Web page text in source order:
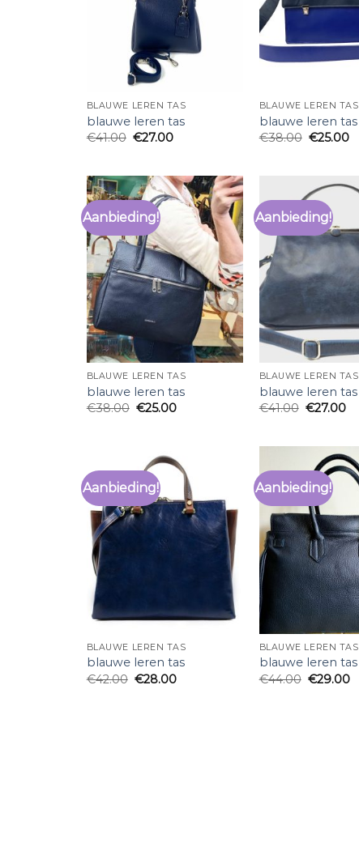
BLAUWE LEREN TAS
blauwe leren tas
€41.00 €27.00
BLAUWE LEREN TAS
blauwe leren tas
€38.00 €25.00
Aanbieding!
BLAUWE LEREN TAS
blauwe leren tas
€38.00 €25.00
Aanbieding!
BLAUWE LEREN TAS
blauwe leren tas
€41.00 €27.00
Aanbieding!
BLAUWE LEREN TAS
blauwe leren tas
€42.00 €28.00
Aanbieding!
BLAUWE LEREN TAS
blauwe leren tas
€44.00 €29.00